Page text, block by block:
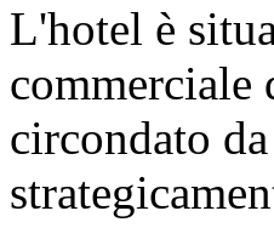
L'hotel è
commerciale
circondato